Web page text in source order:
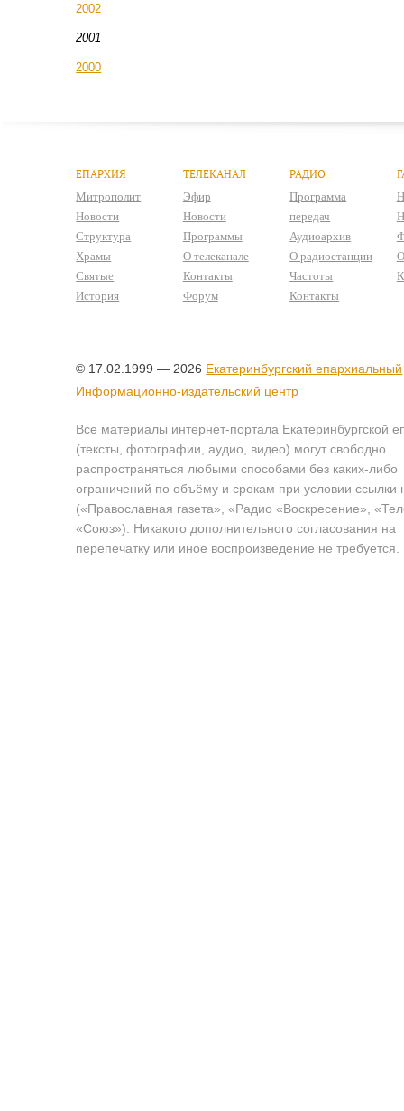
2002
2001
2000
ЕПАРХИЯ
Митрополит
Новости
Структура
Храмы
Святые
История
ТЕЛЕКАНАЛ
Эфир
Новости
Программы
О телеканале
Контакты
Форум
РАДИО
Программа
передач
Аудиоархив
О радиостанции
Частоты
Контакты
© 17.02.1999 — 2026 Екатеринбургский епархиальный
Информационно-издательский центр
Все материалы интернет-портала Екатеринбургской
(тексты, фотографии, аудио, видео) могут свободно
распространяться любыми способами без каких-либо
ограничений по объёму и срокам при условии ссылки
(«Православная газета», «Радио «Воскресение»,
«Союз»). Никакого дополнительного согласования на
перепечатку или иное воспроизведение не требуется.